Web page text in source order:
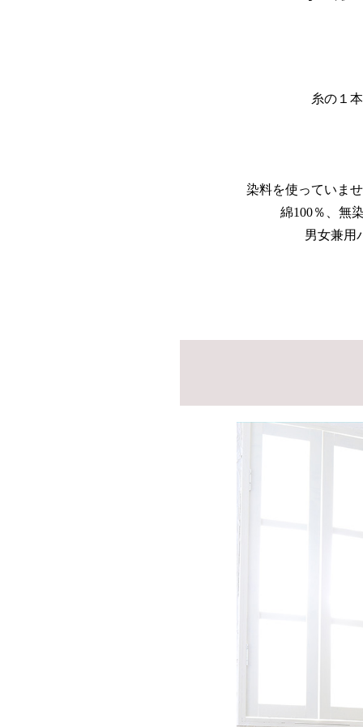
糸の１
染料を使っていま
綿100％、無
男女兼用